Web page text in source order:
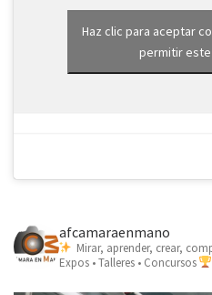
Haz clic para aceptar
permitir
afcamaraenmano
Mirar, aprender, crear,
Expos • Talleres • Concursos